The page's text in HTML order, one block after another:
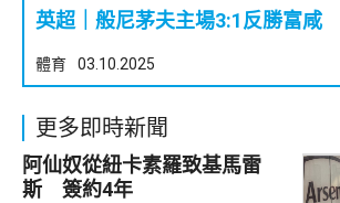
英超｜般尼茅夫主場3:1反勝富咸
體育 03.10.2025
更多即時新聞
阿仙奴從紐卡素羅致基馬雷
斯 簽約4年